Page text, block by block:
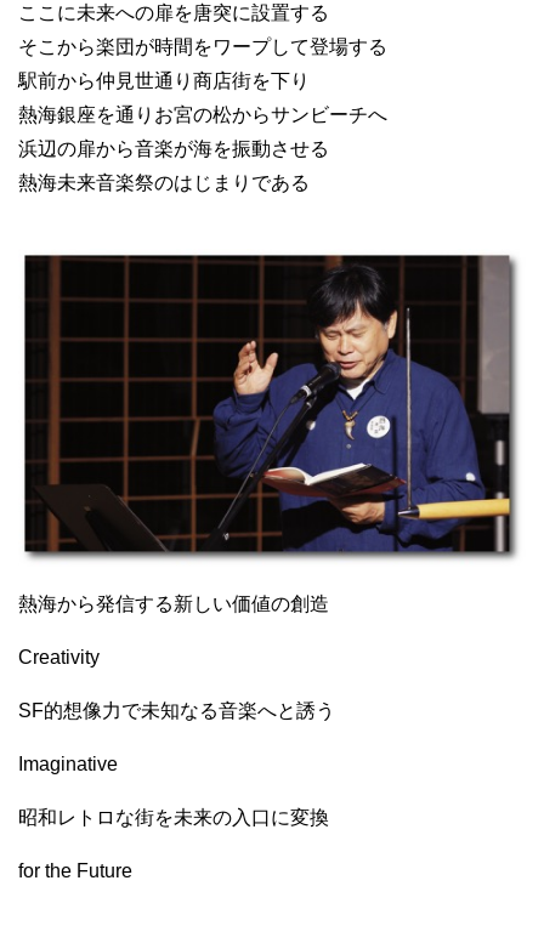
ここに未来への扉を唐突に設置する
そこから楽団が時間をワープして登場する
駅前から仲見世通り商店街を下り
熱海銀座を通りお宮の松からサンビーチへ
浜辺の扉から音楽が海を振動させる
熱海未来音楽祭のはじまりである
熱海から発信する新しい価値の創造
Creativity
SF的想像力で未知なる音楽へと誘う
Imaginative
昭和レトロな街を未来の入口に変換
for the Future